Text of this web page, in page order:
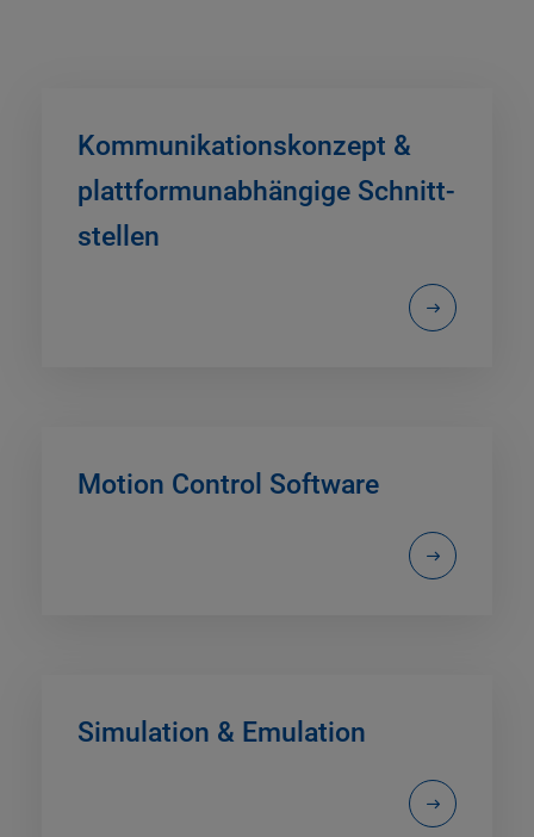
Kommunikations­konzept &
plattform­unab­hängige Schnitt­
stellen
Motion Control Software
Simulation & Emulation